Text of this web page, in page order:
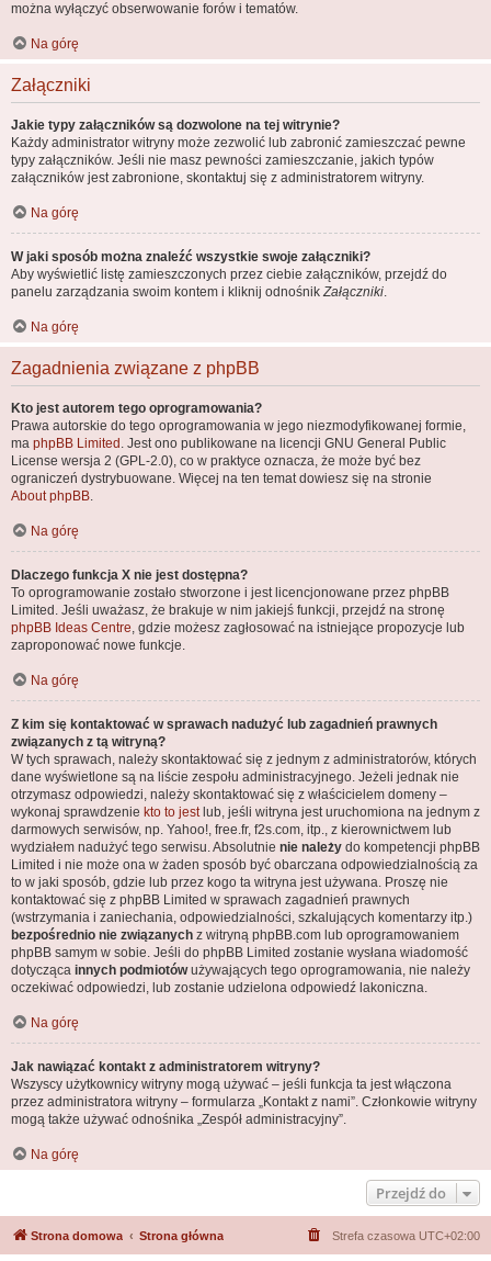
można wyłączyć obserwowanie forów i tematów.
Na górę
Załączniki
Jakie typy załączników są dozwolone na tej witrynie?
Każdy administrator witryny może zezwolić lub zabronić zamieszczać pewne
typy załączników. Jeśli nie masz pewności zamieszczanie, jakich typów
załączników jest zabronione, skontaktuj się z administratorem witryny.
Na górę
W jaki sposób można znaleźć wszystkie swoje załączniki?
Aby wyświetlić listę zamieszczonych przez ciebie załączników, przejdź do
panelu zarządzania swoim kontem i kliknij odnośnikZałączniki.
Na górę
Zagadnienia związane z phpBB
Kto jest autorem tego oprogramowania?
Prawa autorskie do tego oprogramowania w jego niezmodyfikowanej formie,
ma phpBB Limited . Jest ono publikowane na licencji GNU General Public
License wersja 2 (GPL-2.0), co w praktyce oznacza, że może być bez
ograniczeń dystrybuowane. Więcej na ten temat dowiesz się na stronie
About phpBB.
Na górę
Dlaczego funkcja X nie jest dostępna?
To oprogramowanie zostało stworzone i jest licencjonowane przez phpBB
Limited. Jeśli uważasz, że brakuje w nim jakiejś funkcji, przejdź na stronę
phpBB Ideas Centre, gdzie możesz zagłosować na istniejące propozycje lub
zaproponować nowe funkcje.
Na górę
Z kim się kontaktować w sprawach nadużyć lub zagadnień prawnych
związanych z tą witryną?
W tych sprawach, należy skontaktować się z jednym z administratorów, których
dane wyświetlone są na liście zespołu administracyjnego. Jeżeli jednak nie
otrzymasz odpowiedzi, należy skontaktować się z właścicielem domeny –
wykonaj sprawdzenie kto to jestlub, jeśli witryna jest uruchomiona na jednym z
darmowych serwisów, np. Yahoo!, free.fr, f2s.com, itp., z kierownictwem lub
wydziałem nadużyć tego serwisu. Absolutnie nie należy do kompetencji phpBB
Limited i nie może ona w żaden sposób być obarczana odpowiedzialnością za
to w jaki sposób, gdzie lub przez kogo ta witryna jest używana. Proszę nie
kontaktować się z phpBB Limited w sprawach zagadnień prawnych
(wstrzymania i zaniechania, odpowiedzialności, szkalujących komentarzy itp.)
bezpośrednio nie związanych z witryną phpBB.com lub oprogramowaniem
phpBB samym w sobie. Jeśli do phpBB Limited zostanie wysłana wiadomość
dotycząca innych podmiotówużywających tego oprogramowania, nie należy
oczekiwać odpowiedzi, lub zostanie udzielona odpowiedź lakoniczna.
Na górę
Jak nawiązać kontakt z administratorem witryny?
Wszyscy użytkownicy witryny mogą używać – jeśli funkcja ta jest włączona
przez administratora witryny – formularza „Kontakt z nami”. Członkowie witryny
mogą także używać odnośnika „Zespół administracyjny”.
Na górę
Przejdź do
Strona domowa Strona główna Strefa czasowa UTC+02:00